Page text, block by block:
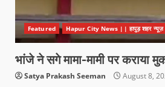
Featured Hapur City News || हापुड़ शहर न्यूज़
भांजे ने सगे मामा-मामी पर कराया
Satya Prakash Seeman August 8,